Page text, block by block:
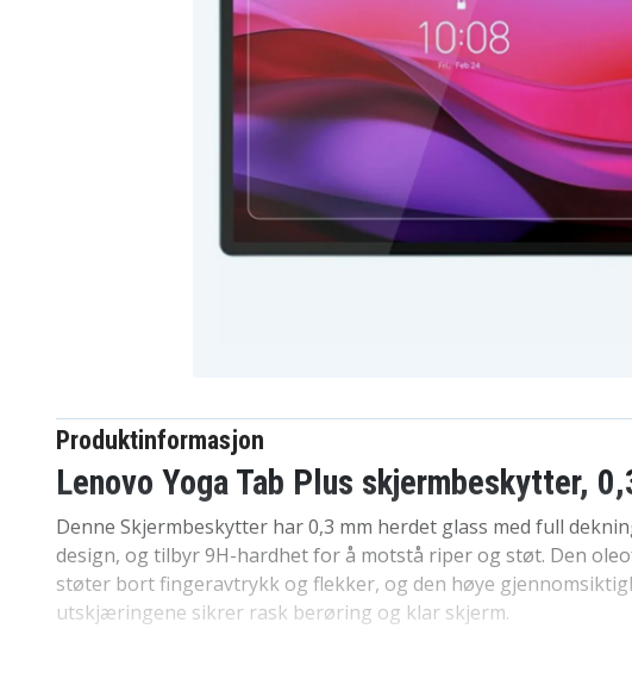
Produktinformasjon
Lenovo Yoga Tab Plus skjermbeskytter,
Denne Skjermbeskytter har 0,3 mm herdet glass med full
design, og tilbyr 9H-hardhet for å motstå riper og støt. Den
støter bort fingeravtrykk og flekker, og den høye
utskjæringene sikrer rask berøring og klar skjerm.